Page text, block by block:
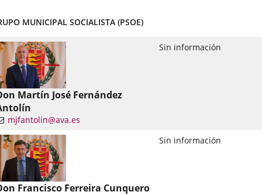
MUNICIPAL SOCIALISTA (PSOE)
Martín José Fernández
mjfantolin@ava.es
Sin información
Francisco Ferreira Cunquero
Sin información